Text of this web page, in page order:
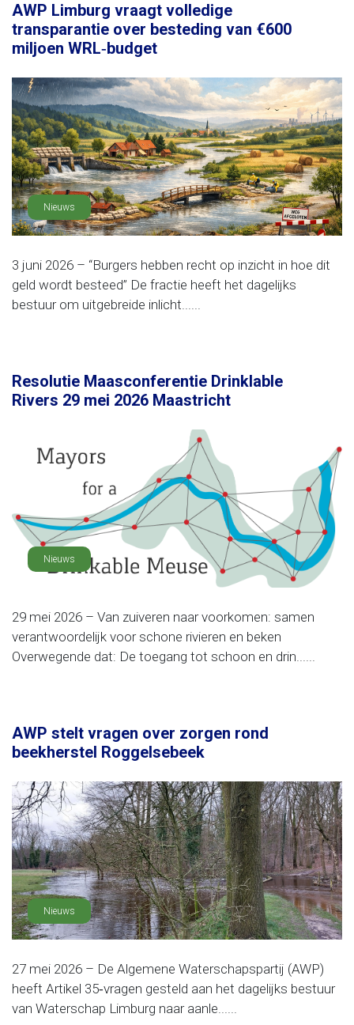
AWP Limburg vraagt volledige
transparantie over besteding van €600
miljoen WRL‑budget
Nieuws
3 juni 2026 – “Burgers hebben recht op inzicht in hoe dit
geld wordt besteed” De fractie heeft het dagelijks
bestuur om uitgebreide inlicht......
Resolutie Maasconferentie Drinklable
Rivers 29 mei 2026 Maastricht
Nieuws
29 mei 2026 – Van zuiveren naar voorkomen: samen
verantwoordelijk voor schone rivieren en beken
Overwegende dat: De toegang tot schoon en drin......
AWP stelt vragen over zorgen rond
beekherstel Roggelsebeek
Nieuws
27 mei 2026 – De Algemene Waterschapspartij (AWP)
heeft Artikel 35‑vragen gesteld aan het dagelijks bestuur
van Waterschap Limburg naar aanle......